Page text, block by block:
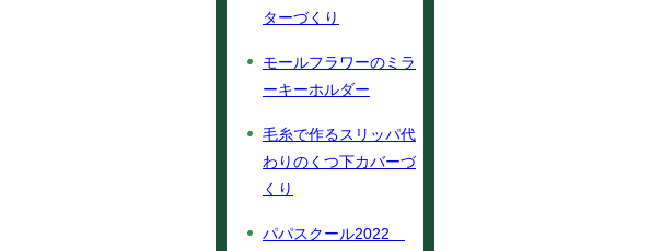
ターづくり
モールフラワーのミラ
ーキーホルダー
毛糸で作るスリッパ代
わりのくつ下カバーづ
くり
パパスクール2022